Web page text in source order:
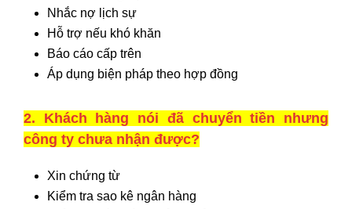
Nhắc nợ lịch sự
Hỗ trợ nếu khó khăn
Báo cáo cấp trên
Áp dụng biện pháp theo hợp đồng
2. Khách hàng nói đã chuyển tiền nhưng
công ty chưa nhận được?
Xin chứng từ
Kiểm tra sao kê ngân hàng